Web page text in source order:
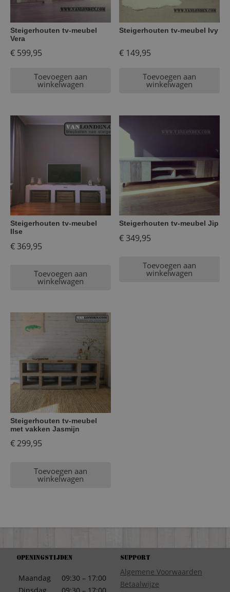
Steigerhouten tv-meubel
Vera
€ 599,95
Toevoegen aan
winkelwagen
Steigerhouten tv-meubel Ivy
€ 149,95
Toevoegen aan
winkelwagen
Steigerhouten tv-meubel
Ilse
€369,95
Toevoegen aan
winkelwagen
Steigerhouten tv-meubel Jip
€349,95
Toevoegen aan
winkelwagen
Steigerhouten tv-meubel
met vakken Jasmijn
€299,95
Toevoegen aan
winkelwagen
Openingstijden
Maandag
09:30 – 17:00
Support
Algemene Voorwaarden
Betaalwijze